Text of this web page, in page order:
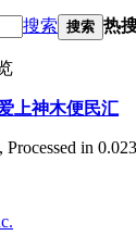
搜索 搜索 热
上神木便民汇
, Processed in